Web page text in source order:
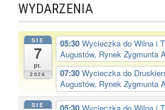
WYDARZENIA
SIE
7
pt.
2026
05:30 Wycieczka do Wilna i
Augustów, Rynek Zygmunta
07:30 Wycieczka do
Augustów, Rynek Zygmunta
SIE 05:30 Wycieczka do Wilna i